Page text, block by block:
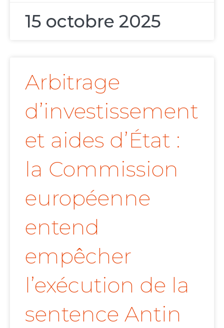
15 octobre 2025
Arbitrage
d’investissement
et aides d’État :
la Commission
européenne
entend
empêcher
l’exécution de la
sentence Antin